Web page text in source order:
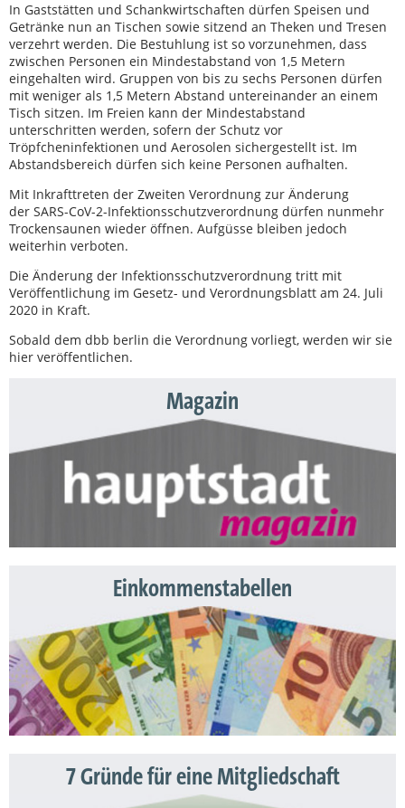
In Gaststätten und Schankwirtschaften dürfen Speisen und
Getränke nun an Tischen sowie sitzend an Theken und Tresen
verzehrt werden. Die Bestuhlung ist so vorzunehmen, dass
zwischen Personen ein Mindestabstand von 1,5 Metern
eingehalten wird. Gruppen von bis zu sechs Personen dürfen
mit weniger als 1,5 Metern Abstand untereinander an einem
Tisch sitzen. Im Freien kann der Mindestabstand
unterschritten werden, sofern der Schutz vor
Tröpfcheninfektionen und Aerosolen sichergestellt ist. Im
Abstandsbereich dürfen sich keine Personen aufhalten.
Mit Inkrafttreten der Zweiten Verordnung zur Änderung
der SARS-CoV-2-Infektionsschutzverordnung dürfen nunmehr
Trockensaunen wieder öffnen. Aufgüsse bleiben jedoch
weiterhin verboten.
Die Änderung der Infektionsschutzverordnung tritt mit
Veröffentlichung im Gesetz- und Verordnungsblatt am 24. Juli
2020 in Kraft.
Sobald dem dbb berlin die Verordnung vorliegt, werden wir sie
hier veröffentlichen.
Magazin
Einkommenstabellen
7 Gründe für eine Mitgliedschaft